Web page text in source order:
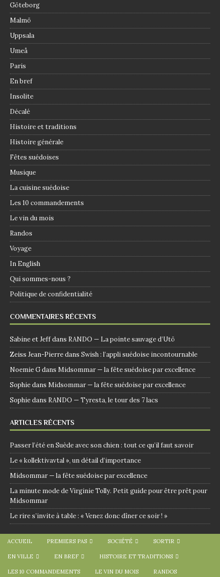
Göteborg
Malmö
Uppsala
Umeå
Paris
En bref
Insolite
Décalé
Histoire et traditions
Histoire générale
Fêtes suédoises
Musique
La cuisine suédoise
Les 10 commandements
Le vin du mois
Randos
Voyage
In English
Qui sommes-nous ?
Politique de confidentialité
COMMENTAIRES RÉCENTS
Sabine et Jeffdans RANDO — La pointe sauvage d’Utö
Zeiss Jean-Pierredans Swish : l’appli suédoise incontournable
Noemie Gdans Midsommar — la fête suédoise par excellence
Sophiedans Midsommar — la fête suédoise par excellence
Sophiedans RANDO — Tyresta, le tour des 7 lacs
ARTICLES RÉCENTS
Passer l’été en Suède avec son chien : tout ce qu’il faut savoir
Le « kollektivavtal », un détail d’importance
Midsommar — la fête suédoise par excellence
La minute mode de Virginie Tolly. Petit guide pour être prêt pour
Midsommar
Le rire s’invite à table : « Venez donc dîner ce soir ! »
ACCUEIL PREMIERS PAS SOCIÉTÉ SORTIR
EN VILLE EN BREF HISTOIRE ET TRADITIONS
LES 10 COMMANDEMENTS LE VIN DU MOIS RANDOS